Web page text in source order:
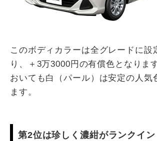
このボディカラーは全グレードに設
り、＋3万3000円の有償色となりま
おいても白（パール）は安定の人気
ます。
第2位は珍しく濃紺がランクイ